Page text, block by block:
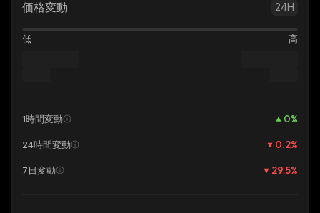
価格変動 24H
低 高
1時間変動 0%
24時間変動 0.2%
7日変動 29.5%